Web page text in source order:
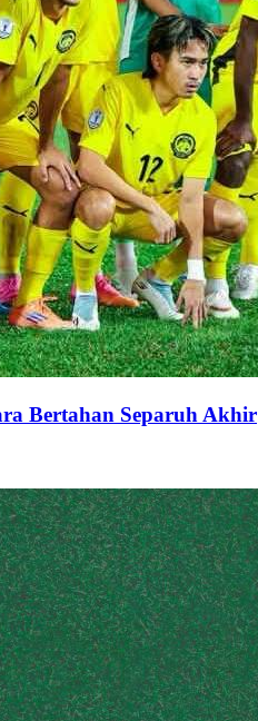
Bertahan Separuh Akhir